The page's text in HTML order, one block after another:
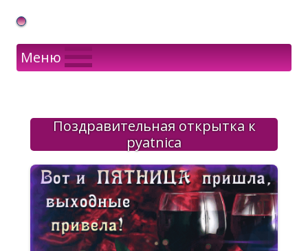
Gif Открытки в подарок
Меню
Поздравительная открытка к
pyatnica